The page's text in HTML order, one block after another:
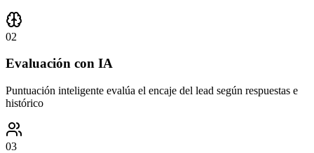
02
Evaluación con IA
Puntuación inteligente evalúa el encaje del lead según respuestas e
histórico
03